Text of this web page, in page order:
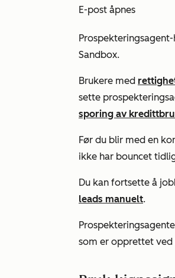
E-post åpnes
Sandbox.
Brukere med
sette
sporing av
Før du blir med en
ikke har bouncet
Du kan fortsette å
leads manuelt.
som er opprettet ved